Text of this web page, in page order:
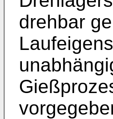
drehbar